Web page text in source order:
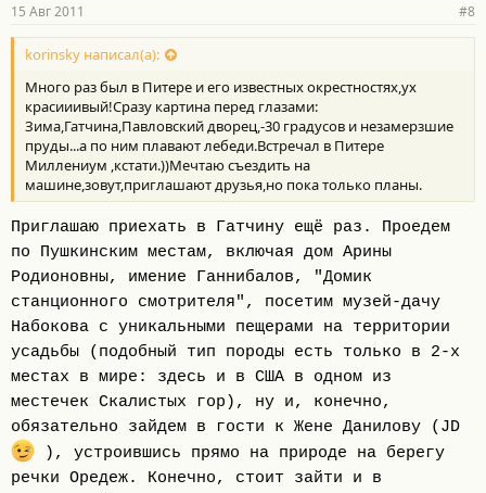
15 Авг 2011 #8
korinsky написал(а):
Много раз был в Питере и его известных окрестностях,ух
красииивый!Сразу картина перед глазами:
Зима,Гатчина,Павловский дворец,-30 градусов и незамерзшие
пруды...а по ним плавают лебеди.Встречал в Питере
Миллениум ,кстати.))Мечтаю съездить на
машине,зовут,приглашают друзья,но пока только планы.
Приглашаю приехать в Гатчину ещё раз. Проедем
по Пушкинским местам, включая дом Арины
Родионовны, имение Ганнибалов, "Домик
станционного смотрителя", посетим музей-дачу
Набокова с уникальными пещерами на территории
усадьбы (подобный тип породы есть только в 2-х
местах в мире: здесь и в США в одном из
местечек Скалистых гор), ну и, конечно,
обязательно зайдем в гости к Жене Данилову (JD
), устроившись прямо на природе на берегу
речки Оредеж. Конечно, стоит зайти и в